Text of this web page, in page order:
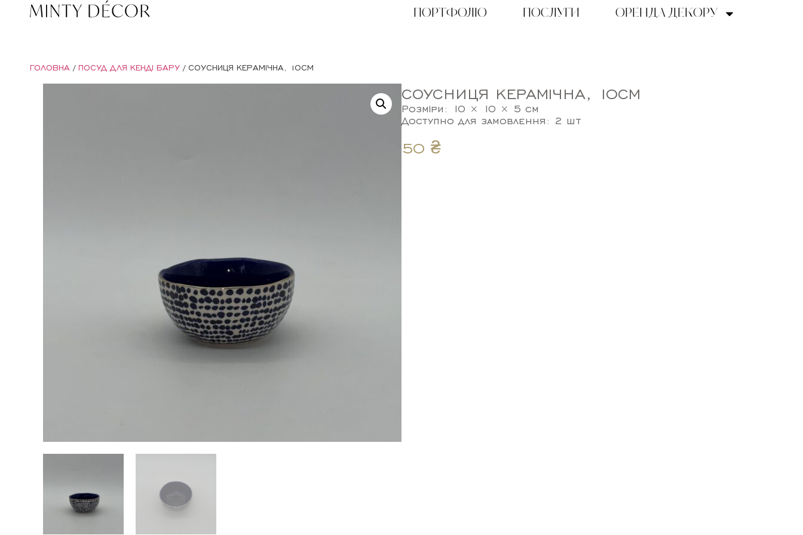
ПОРТФОЛІО ПОСЛУГИ ОРЕНДА ДЕКОРУ
ГОЛОВНА / ПОСУД ДЛЯ КЕНДІ БАРУ / СОУСНИЦЯ КЕРАМІЧНА, 10СМ
СОУСНИЦЯ КЕРАМІЧНА, 10СМ
Розміри: 10 × 10 × 5 см
Доступно для замовлення: 2 шт
50 ₴